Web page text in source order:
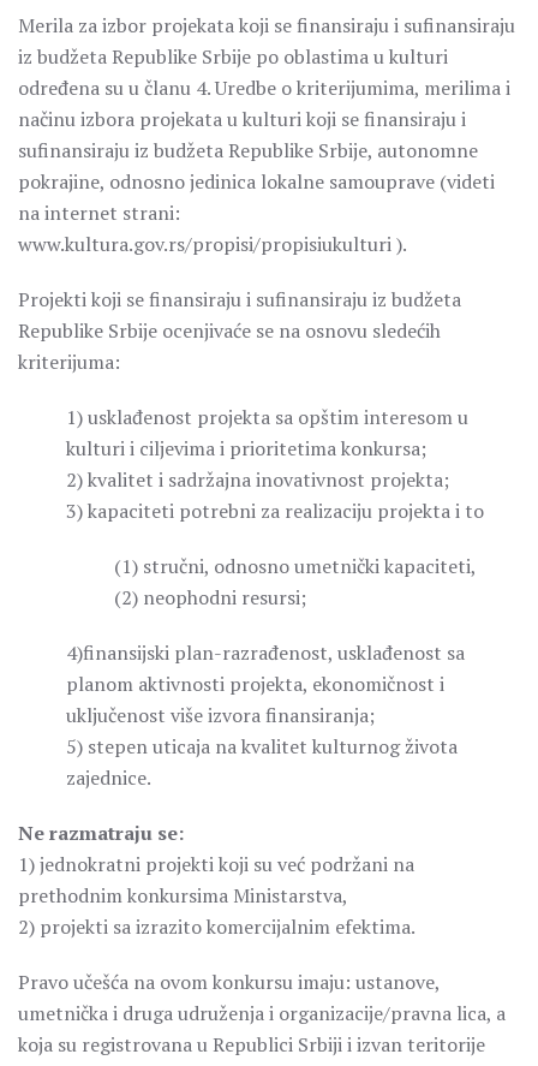
Merila za izbor projekata koji se finansiraju i sufinansiraju
iz budžeta Republike Srbije po oblastima u kulturi
određena su u članu 4. Uredbe o kriterijumima, merilima i
načinu izbora projekata u kulturi koji se finansiraju i
sufinansiraju iz budžeta Republike Srbije, autonomne
pokrajine, odnosno jedinica lokalne samouprave (videti
na internet strani:
www.kultura.gov.rs/propisi/propisiukulturi ).
Projekti koji se finansiraju i sufinansiraju iz budžeta
Republike Srbije ocenjivaće se na osnovu sledećih
kriterijuma:
1) usklađenost projekta sa opštim interesom u
kulturi i ciljevima i prioritetima konkursa;
2) kvalitet i sadržajna inovativnost projekta;
3) kapaciteti potrebni za realizaciju projekta i to
(1) stručni, odnosno umetnički kapaciteti,
(2) neophodni resursi;
4)finansijski plan-razrađenost, usklađenost sa
planom aktivnosti projekta, ekonomičnost i
uključenost više izvora finansiranja;
5) stepen uticaja na kvalitet kulturnog života
zajednice.
Ne razmatraju se:
1) jednokratni projekti koji su već podržani na
prethodnim konkursima Ministarstva,
2) projekti sa izrazito komercijalnim efektima.
Pravo učešća na ovom konkursu imaju: ustanove,
umetnička i druga udruženja i organizacije/pravna lica, a
koja su registrovana u Republici Srbiji i izvan teritorije